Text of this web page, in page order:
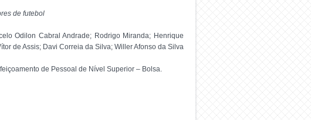
de futebol
Odilon Cabral Andrade; Rodrigo Miranda; Henrique
de Assis; Davi Correia da Silva; Willer Afonso da Silva
de Pessoal de Nível Superior – Bolsa.